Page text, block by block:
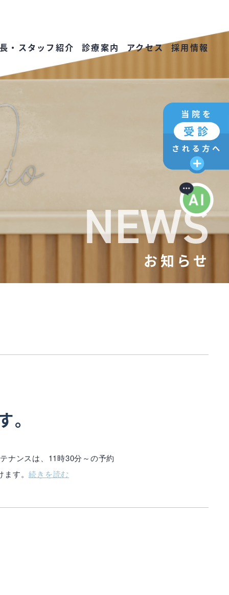
・スタッフ紹介 診療案内 アクセス 採用情報
NEWS
お知らせ
ナンスは、11時30分～の予約
ます。続きを読む